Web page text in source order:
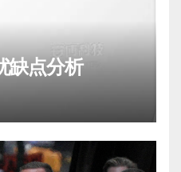
缺点分析